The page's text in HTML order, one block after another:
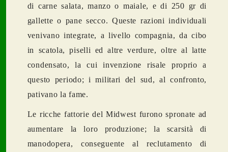
di carne salata, manzo o maiale, e di 250 gr di
gallette o pane secco. Queste razioni individuali
venivano integrate, a livello compagnia, da cibo
in scatola, piselli ed altre verdure, oltre al latte
condensato, la cui invenzione risale proprio a
questo periodo; i militari del sud, al confronto,
pativano la fame.
Le ricche fattorie del Midwest furono spronate ad
aumentare la loro produzione; la scarsità di
manodopera, conseguente al reclutamento di